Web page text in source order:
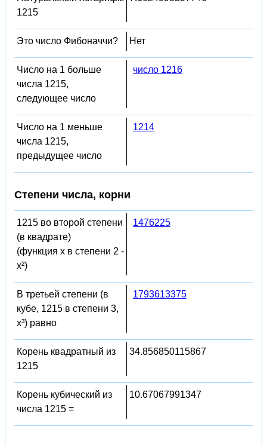
1215
Это число Фибоначчи? Нет
Число на 1 больше
числа 1215,
следующее число
число 1216
Число на 1 меньше
числа 1215,
предыдущее число
1214
Степени числа, корни
1215 во второй степени
(в квадрате)
(функция x в степени 2 -
x²)
1476225
В третьей степени (в
кубе, 1215 в степени 3,
x³) равно
1793613375
Корень квадратный из
1215
34.856850115867
Корень кубический из
числа 1215 =
10.67067991347